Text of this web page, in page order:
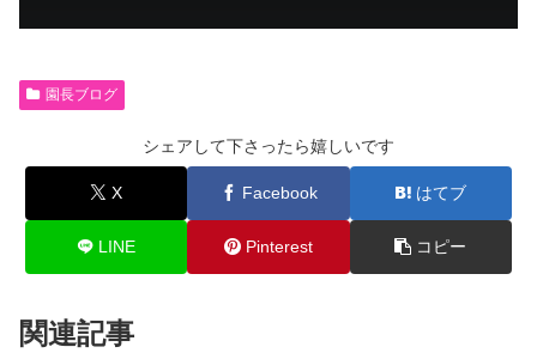
園長ブログ
シェアして下さったら嬉しいです
X Facebook はてブ
LINE Pinterest コピー
関連記事